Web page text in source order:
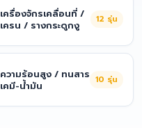
เครื่องจักรเคลื่อนที่ /
เครน / รางกระดูกงู
12 รุ่น
ความร้อนสูง / ทนสาร
เคมี-น้ำมัน
10 รุ่น